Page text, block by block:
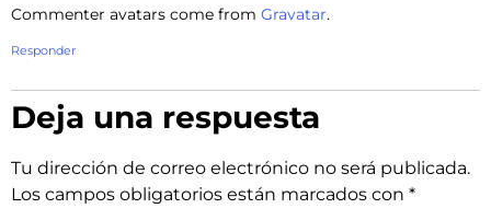
Commenter avatars come from Gravatar.
Responder
Deja una respuesta
Tu dirección de correo electrónico no será publicada.
Los campos obligatorios están marcados con *